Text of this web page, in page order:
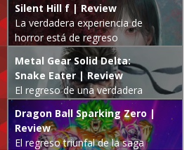
Silent Hill f | Review
La verdadera experiencia de
horror está de regreso
Metal Gear Solid Delta:
Snake Eater | Review
El regreso de una verdadera
leyenda
Dragon Ball Sparking Zero |
Review
El regreso triunfal de la saga